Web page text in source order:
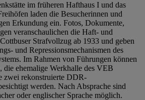
im früheren Hafthaus I und das
laden die Besucherinnen und
Erkundung ein. Fotos, Dokumente,
veranschaulichen die Haft- und
Strafvollzug ab 1933 und geben
und Repressionsmechanismen des
Im Rahmen von Führungen können
die ehemalige Werkhalle des VEB
zwei rekonstruierte DDR-
werden. Nach Absprache sind
oder englischer Sprache möglich.